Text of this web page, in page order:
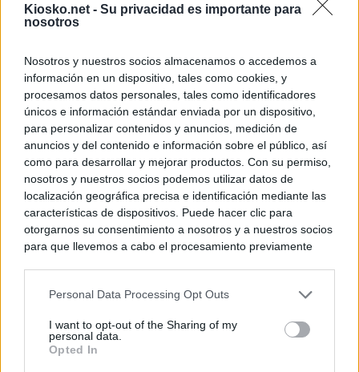
Kiosko.net - Su privacidad es importante para
nosotros
Nosotros y nuestros socios almacenamos o accedemos a
información en un dispositivo, tales como cookies, y
procesamos datos personales, tales como identificadores
únicos e información estándar enviada por un dispositivo,
para personalizar contenidos y anuncios, medición de
anuncios y del contenido e información sobre el público, así
como para desarrollar y mejorar productos. Con su permiso,
nosotros y nuestros socios podemos utilizar datos de
localización geográfica precisa e identificación mediante las
características de dispositivos. Puede hacer clic para
otorgarnos su consentimiento a nosotros y a nuestros socios
para que llevemos a cabo el procesamiento previamente
negar su consentimiento. Tenga en cuenta que algún
de su consentimiento, pero usted tiene el derecho de
rechazar tal procesamiento. Sus preferencias se aplicarán
Personal Data Processing Opt Outs
I want to opt-out of the Sharing of my
personal data.
Opted In